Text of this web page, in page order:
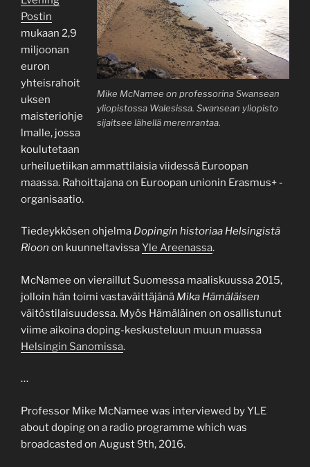
Mike McNamee on professorina Swansean
yliopistossa Walesissa. Swansean yliopisto
sijaitsee lähellä merenrantaa.
Postin
mukaan 2,9
miljoonan
euron
yhteisrahoit
uksen
maisteriohje
lmalle, jossa
koulutetaan
urheiluetiikan ammattilaisia viidessä Euroopan
maassa. Rahoittajana on Euroopan unionin Erasmus+ -
organisaatio.
Tiedeykkösen ohjelma Dopingin historiaa Helsingistä
Rioon on kuunneltavissaYle Areenassa.
McNamee on vieraillut Suomessa maaliskuussa 2015,
jolloin hän toimi vastaväittäjänä Mika Hämäläisen
väitöstilaisuudessa. Myös Hämäläinen on osallistunut
viime aikoina doping-keskusteluun muun muassa
Helsingin Sanomissa.
…
Professor Mike McNamee was interviewed by YLE
about doping on a radio programme which was
broadcasted on August 9th, 2016.